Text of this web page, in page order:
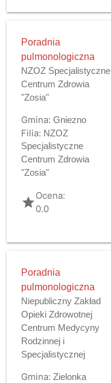
Poradnia
pulmonologiczna
NZOZ Specjalistyczne
Centrum Zdrowia
"Zosia"
Gmina: Gniezno
Filia: NZOZ
Specjalistyczne
Centrum Zdrowia
"Zosia"
gradeOcena:
0.0
Poradnia
pulmonologiczna
Niepubliczny Zakład
Opieki Zdrowotnej
Centrum Medycyny
Rodzinnej i
Specjalistycznej
Gmina: Zielonka